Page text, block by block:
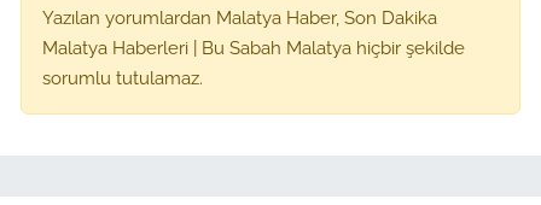
Yazılan yorumlardan Malatya Haber, Son Dakika
Malatya Haberleri | Bu Sabah Malatya hiçbir şekilde
sorumlu tutulamaz.